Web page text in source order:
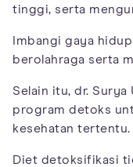
tinggi, serta
Imbangi gaya
berolahraga serta
Selain itu, dr. Surya
program detoks
kesehatan tertentu.
Diet detoksifikasi